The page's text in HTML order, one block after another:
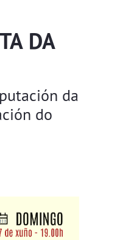
DA
da
do